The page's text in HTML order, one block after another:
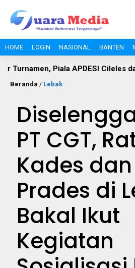
HOME LOGIN NASIONAL BANTEN
Piala APDESI Cileles dan BIL
Beranda / Lebak
PT CGT,
Kades dan
Prades di
Bakal Ikut
Kegiatan